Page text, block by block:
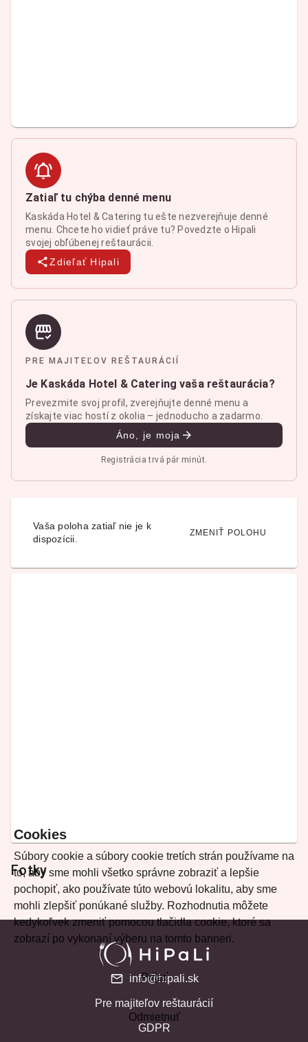
Zatiaľ tu chýba denné menu
Kaskáda Hotel & Catering tu ešte nezverejňuje denné
menu. Chcete ho vidieť práve tu? Povedzte o Hipali
svojej obľúbenej reštaurácii.
Zdieľať Hipali
PRE MAJITEĽOV REŠTAURÁCIÍ
Je Kaskáda Hotel & Catering vaša reštaurácia?
Prevezmite svoj profil, zverejňujte denné menu a
získajte viac hostí z okolia – jednoducho a zadarmo.
Áno, je moja
Registrácia trvá pár minút.
Vaša poloha zatiaľ nie je k
dispozícii.
ZMENIŤ POLOHU
Fotky
Cookies
Súbory cookie a súbory cookie tretích strán používame na
to, aby sme mohli všetko správne zobraziť a lepšie
pochopiť, ako používate túto webovú lokalitu, aby sme
mohli zlepšiť ponúkané služby. Rozhodnutia môžete
kedykoľvek zmeniť pomocou tlačidla cookie, ktoré sa
zobrazí po vykonaní výberu na tomto banneri.
Prijať
Odmietnuť
info@hipali.sk
Pre majiteľov reštaurácií
GDPR